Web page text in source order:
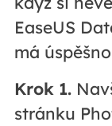
EaseUS
má
Krok 1.
stránku